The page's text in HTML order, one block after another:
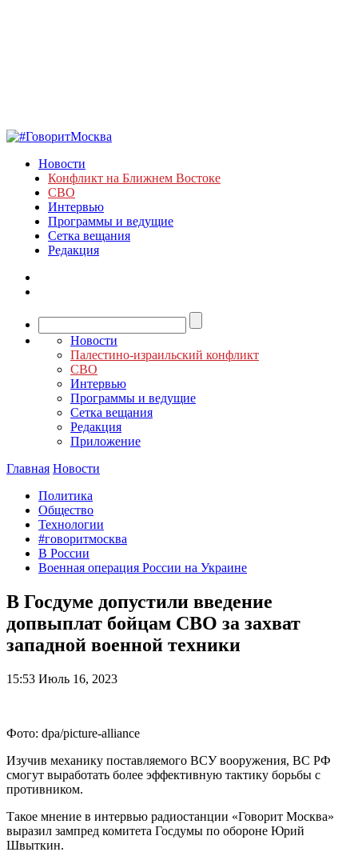
Новости
Конфликт на Ближнем Востоке
СВО
Интервью
Программы и ведущие
Сетка вещания
Редакция
Новости
Палестино-израильский конфликт
СВО
Интервью
Программы и ведущие
Сетка вещания
Редакция
Приложение
Главная Новости
Политика
Общество
Технологии
#говоритмосква
В России
Военная операция России на Украине
В Госдуме допустили введение
допвыплат бойцам СВО за захват
западной военной техники
15:53 Июль 16, 2023
Фото: dpa/picture-alliance
Изучив механику поставляемого ВСУ вооружения, ВС РФ
смогут выработать более эффективную тактику борьбы с
противником.
Такое мнение в интервью радиостанции «Говорит Москва»
выразил зампред комитета Госдумы по обороне Юрий
Швыткин.